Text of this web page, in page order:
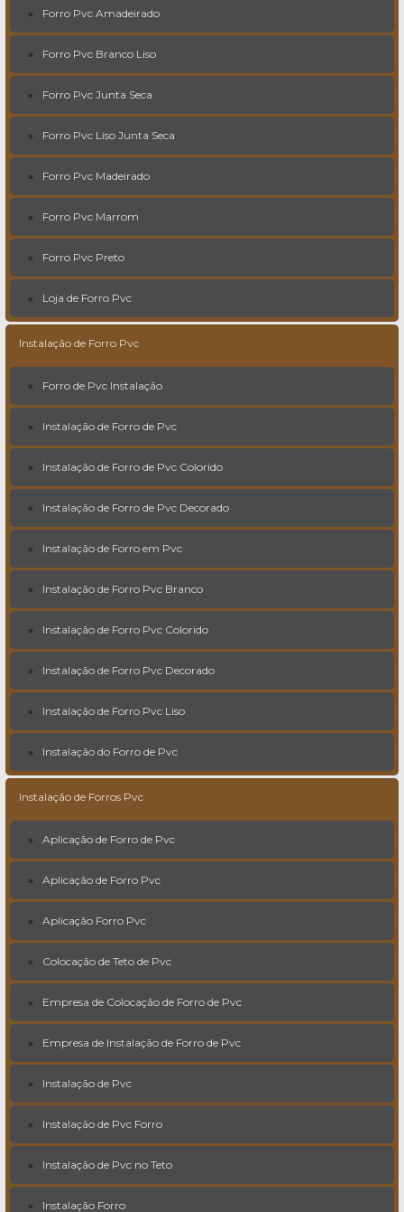
Forro Pvc Amadeirado
Forro Pvc Branco Liso
Forro Pvc Junta Seca
Forro Pvc Liso Junta Seca
Forro Pvc Madeirado
Forro Pvc Marrom
Forro Pvc Preto
Loja de Forro Pvc
Instalação de Forro Pvc
Forro de Pvc Instalação
Instalação de Forro de Pvc
Instalação de Forro de Pvc Colorido
Instalação de Forro de Pvc Decorado
Instalação de Forro em Pvc
Instalação de Forro Pvc Branco
Instalação de Forro Pvc Colorido
Instalação de Forro Pvc Decorado
Instalação de Forro Pvc Liso
Instalação do Forro de Pvc
Instalação de Forros Pvc
Aplicação de Forro de Pvc
Aplicação de Forro Pvc
Aplicação Forro Pvc
Colocação de Teto de Pvc
Empresa de Colocação de Forro de Pvc
Empresa de Instalação de Forro de Pvc
Instalação de Pvc
Instalação de Pvc Forro
Instalação de Pvc no Teto
Instalação Forro